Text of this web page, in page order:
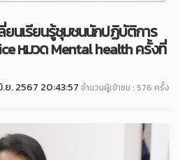
นเรียนรู้ชุมชนนักปฏิบัติการ
หมวด Mental health ครั้งที่
.ย. 2567 20:43:57 จำนวนผู้เข้าชม : 576 ครั้ง